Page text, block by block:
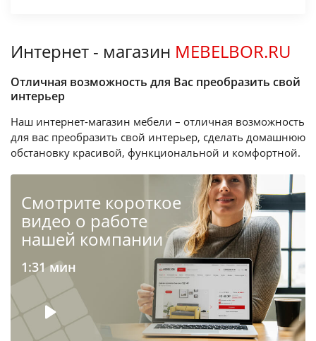
Интернет - магазин MEBELBOR.RU
Отличная возможность для Вас преобразить свой
интерьер
Наш интернет-магазин мебели – отличная возможность
для вас преобразить свой интерьер, сделать домашнюю
обстановку красивой, функциональной и комфортной.
Cмотрите короткое
видео о работе
нашей компании
1:31 мин